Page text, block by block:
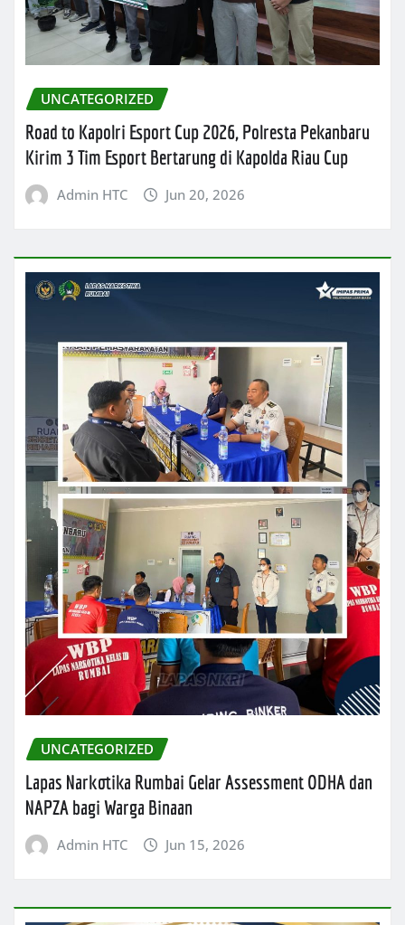
UNCATEGORIZED
Road to Kapolri Esport Cup 2026, Polresta Pekanbaru
Kirim 3 Tim Esport Bertarung di Kapolda Riau Cup
Admin HTC Jun 20, 2026
UNCATEGORIZED
Lapas Narkotika Rumbai Gelar Assessment ODHA dan
NAPZA bagi Warga Binaan
Admin HTC Jun 15, 2026